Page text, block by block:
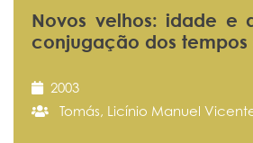
Novos velhos: idade e
conjugação dos tempos
2003
Tomás, Licínio Manuel